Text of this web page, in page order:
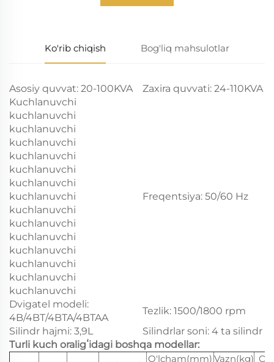
Ko'rib chiqish Bog'liq mahsulotlar
Asosiy quvvat: 20-100KVA
Zaxira quvvati: 24-110KVA
Kuchlanuvchi
kuchlanuvchi
kuchlanuvchi
kuchlanuvchi
kuchlanuvchi
kuchlanuvchi
kuchlanuvchi
kuchlanuvchi
kuchlanuvchi
kuchlanuvchi
kuchlanuvchi
kuchlanuvchi
kuchlanuvchi
kuchlanuvchi
kuchlanuvchi
Freqentsiya: 50/60 Hz
Dvigatel modeli:
4B/4BT/4BTA/4BTAA
Tezlik: 1500/1800 rpm
Silindr hajmi: 3,9L
Silindrlar soni: 4 ta silindr
Turli kuch oraligʻidagi boshqa modellar:
O'lcham(mm) Vazn(kg)